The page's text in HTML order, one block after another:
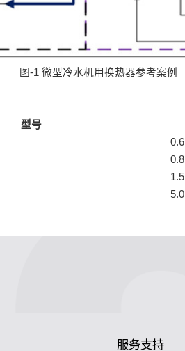
图-1 微型冷水机用换热器参考案例
型号
0.6
0.8
1.5
5.0
服务支持